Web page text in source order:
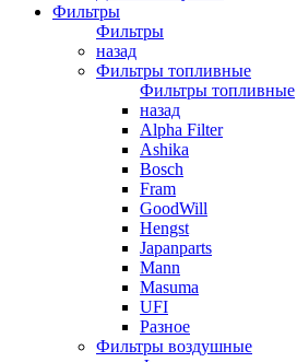
Фильтры
Фильтры
назад
Фильтры топливные
Фильтры топливные
назад
Alpha Filter
Ashika
Bosch
Fram
GoodWill
Hengst
Japanparts
Mann
Masuma
UFI
Разное
Фильтры воздушные